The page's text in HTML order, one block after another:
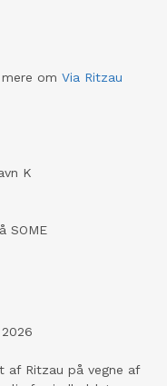
om Via Ritzau
K
SOME
2026
af Ritzau på vegne af